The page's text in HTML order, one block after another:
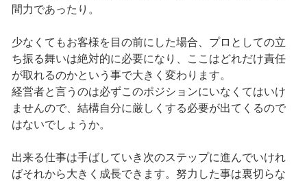
間力であったり。
少なくてもお客様を目の前にした場合、プロとしての立
ち振る舞いは絶対的に必要になり、ここはどれだけ責任
が取れるのかという事で大きく変わります。
経営者と言うのは必ずこのポジションにいなくてはいけ
ませんので、結構自分に厳しくする必要が出てくるので
はないでしょうか。
出来る仕事は手ばしていき次のステップに進んでいけれ
ばそれから大きく成長できます。努力した事は裏切らな